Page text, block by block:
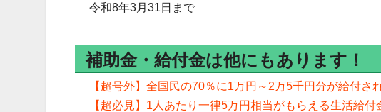
令和8年3月31日まで
補助金・給付金は他にもあります！
【超号外】全国民の70％に1万円～2万5千円分が給付さ
【超必見】1人あたり一律5万円相当がもらえる生活給付